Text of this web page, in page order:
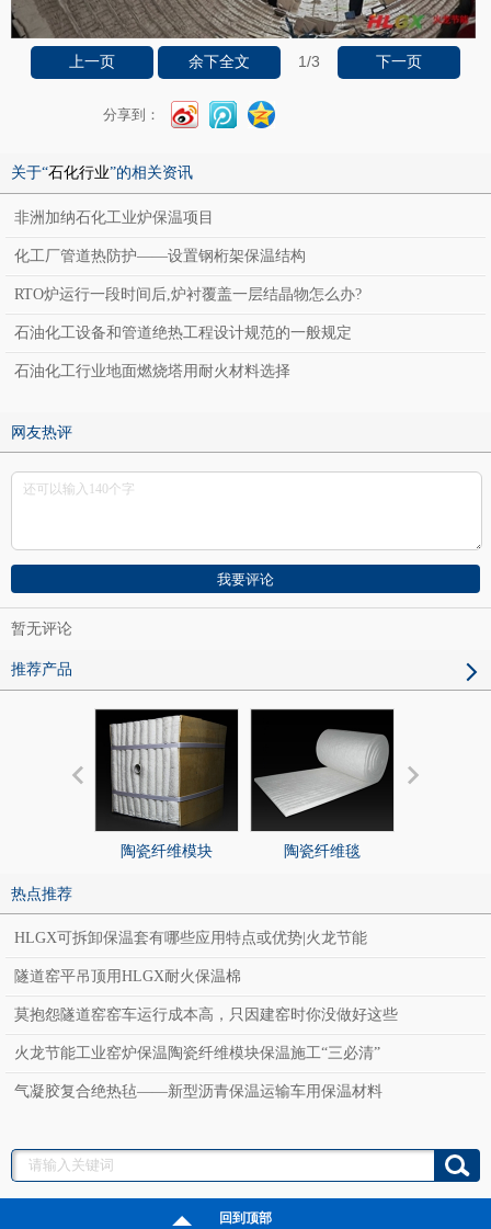
上一页 余下全文 1/3 下一页
分享到：
关于“石化行业”的相关资讯
非洲加纳石化工业炉保温项目
化工厂管道热防护——设置钢桁架保温结构
RTO炉运行一段时间后,炉衬覆盖一层结晶物怎么办?
石油化工设备和管道绝热工程设计规范的一般规定
石油化工行业地面燃烧塔用耐火材料选择
网友热评
暂无评论
推荐产品
陶瓷纤维模块 陶瓷纤维毯
热点推荐
HLGX可拆卸保温套有哪些应用特点或优势|火龙节能
隧道窑平吊顶用HLGX耐火保温棉
莫抱怨隧道窑窑车运行成本高，只因建窑时你没做好这些
火龙节能工业窑炉保温陶瓷纤维模块保温施工“三必清”
气凝胶复合绝热毡——新型沥青保温运输车用保温材料
回到顶部